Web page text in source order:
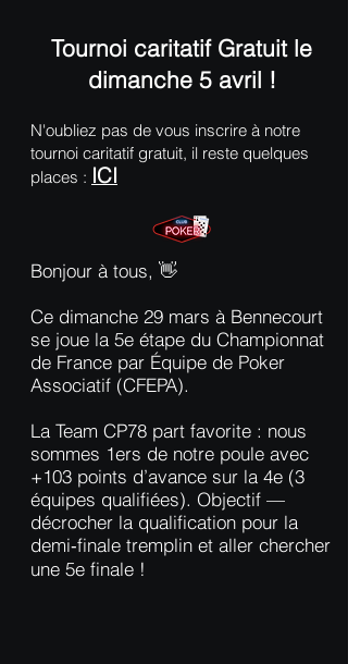
Tournoi caritatif Gratuit le
dimanche 5 avril !
N'oubliez pas de vous inscrire à notre
tournoi caritatif gratuit, il reste quelques
places : ICI
Bonjour à tous, 👋
Ce dimanche 29 mars à Bennecourt
se joue la 5e étape du Championnat
de France par Équipe de Poker
Associatif (CFEPA).
La Team CP78 part favorite : nous
sommes 1ers de notre poule avec
+103 points d’avance sur la 4e (3
équipes qualifiées). Objectif —
décrocher la qualification pour la
demi‑finale tremplin et aller chercher
une 5e finale !